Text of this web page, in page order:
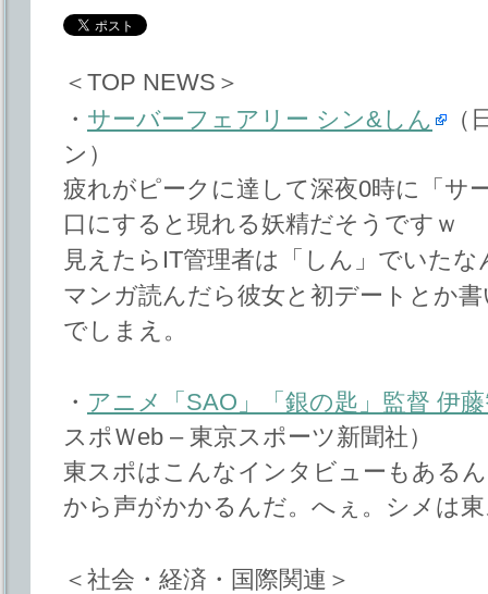
＜TOP NEWS＞
・ サーバーフェアリー シン&しん
ン）
疲れがピークに達して深夜0時に「サ
口にすると現れる妖精だそうですｗ
見えたらIT管理者は「しん」でいたな
マンガ読んだら彼女と初デートとか
でしまえ。
・ アニメ「SAO」「銀の匙」監督 伊
スポＷeb – 東京スポーツ新聞社）
東スポはこんなインタビューもある
から声がかかるんだ。へぇ。シメは
＜社会・経済・国際関連＞